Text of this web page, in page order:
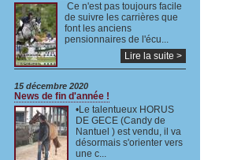
Ce n'est pas toujours facile
de suivre les carrières que
font les anciens
pensionnaires de l'écu...
Lire la suite >
15 décembre 2020
News de fin d'année !
•Le talentueux HORUS
DE GECE (Candy de
Nantuel ) est vendu, il va
désormais s'orienter vers
une c...